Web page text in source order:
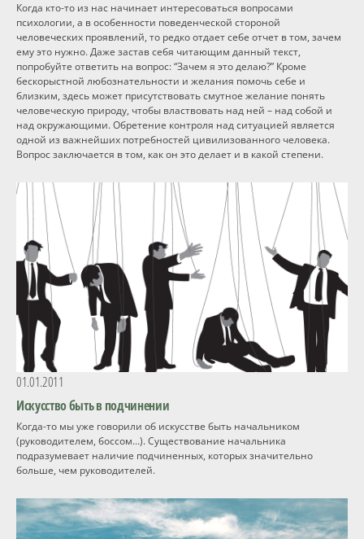
Когда кто-то из нас начинает интересоваться вопросами
психологии, а в особенности поведенческой стороной
человеческих проявлений, то редко отдает себе отчет в том, зачем
ему это нужно. Даже застав себя читающим данный текст,
попробуйте ответить на вопрос: “Зачем я это делаю?” Кроме
бескорыстной любознательности и желания помочь себе и
близким, здесь может присутствовать смутное желание понять
человеческую природу, чтобы властвовать над ней – над собой и
над окружающими. Обретение контроля над ситуацией является
одной из важнейших потребностей цивилизованного человека.
Вопрос заключается в том, как он это делает и в какой степени.
01.01.2011
Искусство быть в подчинении
Когда-то мы уже говорили об искусстве быть начальником
(руководителем, боссом…). Существование начальника
подразумевает наличие подчиненных, которых значительно
больше, чем руководителей.